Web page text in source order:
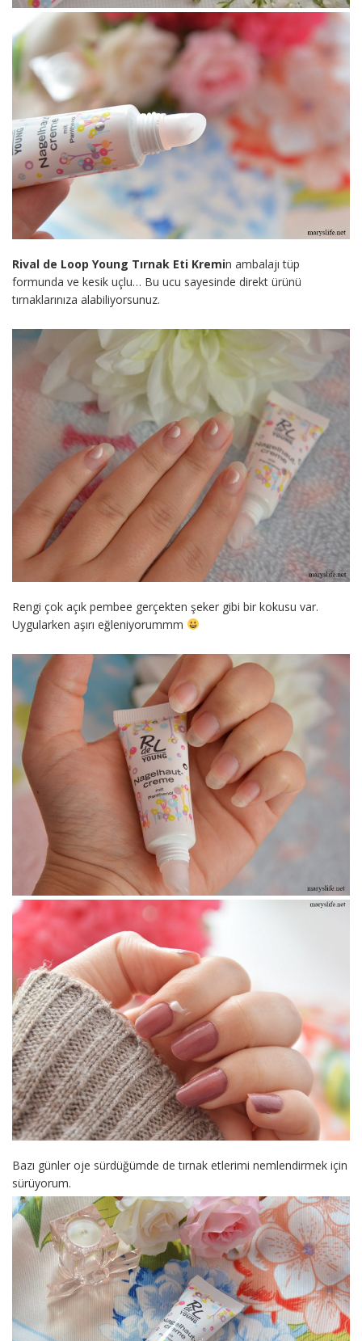
Rival de Loop Young Tırnak Eti Kremin ambalajı tüp
formunda ve kesik uçlu… Bu ucu sayesinde direkt ürünü
tırnaklarınıza alabiliyorsunuz.
Rengi çok açık pembee gerçekten şeker gibi bir kokusu var.
Uygularken aşırı eğleniyorummm
Bazı günler oje sürdüğümde de tırnak etlerimi nemlendirmek için
sürüyorum.